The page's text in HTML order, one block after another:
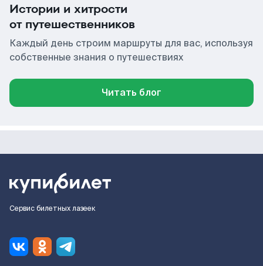
Истории и хитрости
от путешественников
Каждый день строим маршруты для вас, используя
собственные знания о путешествиях
Читать блог
Сервис билетных лазеек